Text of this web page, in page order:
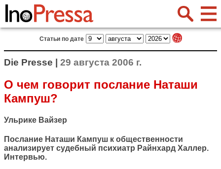
Статьи по дате
Die Presse | 29 августа 2006 г.
О чем говорит послание Наташи
Кампуш?
Ульрике Вайзер
Послание Наташи Кампуш к общественности
анализирует судебный психиатр Райнхард Халлер.
Интервью.